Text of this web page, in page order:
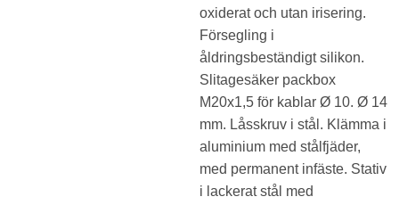
oxiderat och utan irisering.
Försegling i
åldringsbeständigt silikon.
Slitagesäker packbox
M20x1,5 för kablar Ø 10. Ø 14
mm. Låsskruv i stål. Klämma i
aluminium med stålfjäder,
med permanent infäste. Stativ
i lackerat stål med